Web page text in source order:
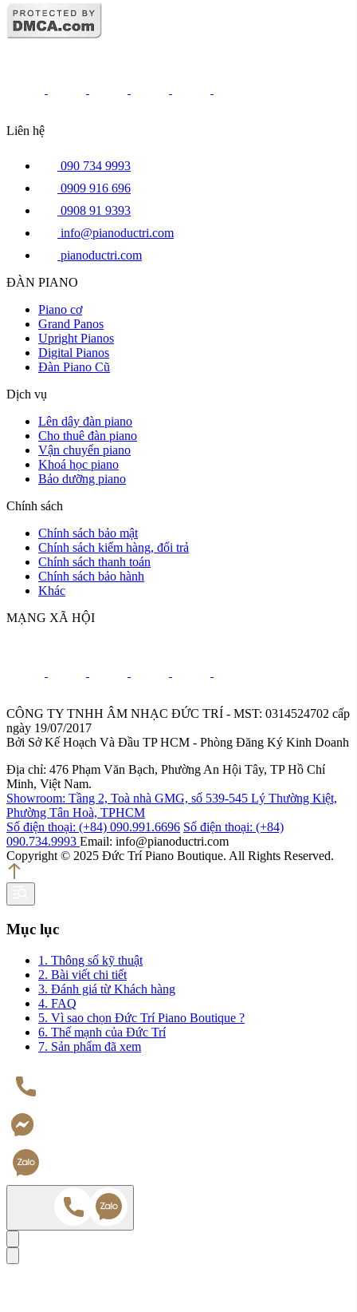
Liên hệ
090 734 9993
0909 916 696
0908 91 9393
info@pianoductri.com
pianoductri.com
ĐÀN PIANO
Piano cơ
Grand Panos
Upright Pianos
Digital Pianos
Đàn Piano Cũ
Dịch vụ
Lên dây đàn piano
Cho thuê đàn piano
Vận chuyển piano
Khoá học piano
Bảo dưỡng piano
Chính sách
Chính sách bảo mật
Chính sách kiểm hàng, đổi trả
Chính sách thanh toán
Chính sách bảo hành
Khác
MẠNG XÃ HỘI
CÔNG TY TNHH ÂM NHẠC ĐỨC TRÍ - MST: 0314524702 cấp
ngày 19/07/2017
Bởi Sở Kế Hoạch Và Đầu TP HCM - Phòng Đăng Ký Kinh Doanh
Địa chỉ: 476 Phạm Văn Bạch, Phường An Hội Tây, TP Hồ Chí
Minh, Việt Nam.
Showroom: Tầng 2, Toà nhà GMG, số 539-545 Lý Thường Kiệt,
Phường Tân Hoà, TPHCM
Số điện thoại: (+84) 090.991.6696 Số điện thoại: (+84)
090.734.9993 Email: info@pianoductri.com
Copyright © 2025 Đức Trí Piano Boutique. All Rights Reserved.
Mục lục
1. Thông số kỹ thuật
2. Bài viết chi tiết
3. Đánh giá từ Khách hàng
4. FAQ
5. Vì sao chọn Đức Trí Piano Boutique ?
6. Thế mạnh của Đức Trí
7. Sản phẩm đã xem